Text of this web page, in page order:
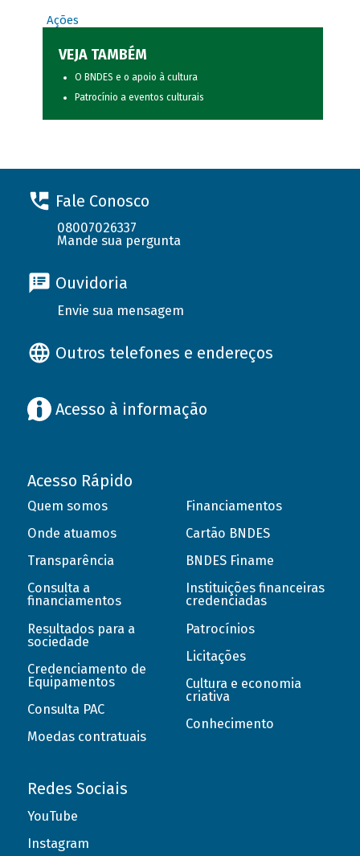
Ações
VEJA TAMBÉM
O BNDES e o apoio à cultura
Patrocínio a eventos culturais
Fale Conosco
08007026337
Mande sua pergunta
Ouvidoria
Envie sua mensagem
Outros telefones e endereços
Acesso à informação
Acesso Rápido
Quem somos
Onde atuamos
Transparência
Consulta a
financiamentos
Resultados para a
sociedade
Credenciamento de
Equipamentos
Consulta PAC
Moedas contratuais
Financiamentos
Cartão BNDES
BNDES Finame
Instituições financeiras
credenciadas
Patrocínios
Licitações
Cultura e economia
criativa
Conhecimento
Redes Sociais
YouTube
Instagram